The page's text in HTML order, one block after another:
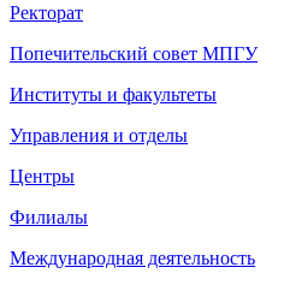
Ректорат
Попечительский совет МПГУ
Институты и факультеты
Управления и отделы
Центры
Филиалы
Международная деятельность